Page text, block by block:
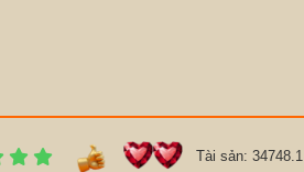
Tài sản: 34748.1